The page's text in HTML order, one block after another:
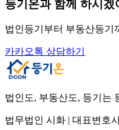
등기온과 함께 하시겠
법인등기부터 부동산등기
카카오톡 상담하기
법인도, 부동산도, 등기는
법무법인 시화 | 대표변호